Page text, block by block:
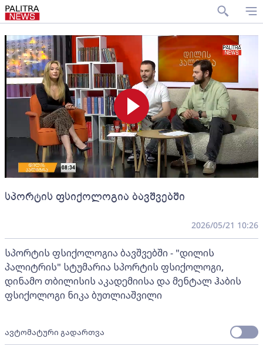
სპორტის ფსიქოლოგია ბავშვებში
2026/05/21 10:26
სპორტის ფსიქოლოგია ბავშვებში - "დილის
პალიტრის" სტუმარია სპორტის ფსიქოლოგი,
დინამო თბილისის აკადემიისა და მენტალ ჰაბის
ფსიქოლოგი ნიკა ბუთლიაშვილი
ავტომატური გადართვა